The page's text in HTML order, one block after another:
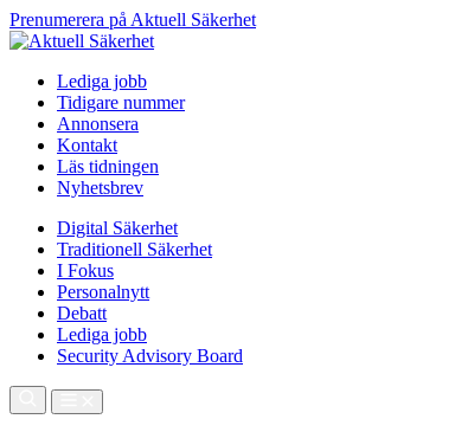
Prenumerera på Aktuell Säkerhet
Lediga jobb
Tidigare nummer
Annonsera
Kontakt
Läs tidningen
Nyhetsbrev
Digital Säkerhet
Traditionell Säkerhet
I Fokus
Personalnytt
Debatt
Lediga jobb
Security Advisory Board